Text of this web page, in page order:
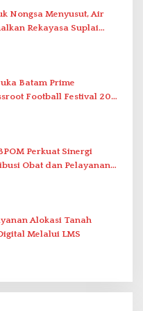
Nongsa Menyusut, Air
Rekayasa Suplai
Batam Prime
Football Festival 2026
Abdul Jamal
Perkuat Sinergi
Obat dan Pelayanan
Alokasi Tanah
Melalui LMS